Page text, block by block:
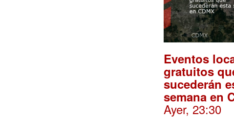
Eventos
gratuitos
sucederán
semana en
Ayer, 23:30